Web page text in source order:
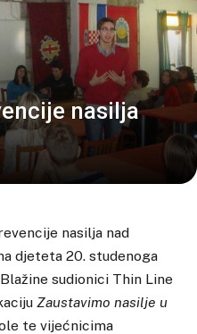
nasilja
nasilja nad
djeteta 20. studenoga
sudionici Thin Line
Zaustavimo nasilje u
te vijećnicima